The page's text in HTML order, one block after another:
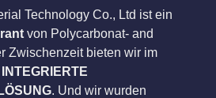
Technology Co., Ltd ist ein
von Polycarbonat- and
Zwischenzeit bieten wir im
INTEGRIERTE
. Und wir wurden